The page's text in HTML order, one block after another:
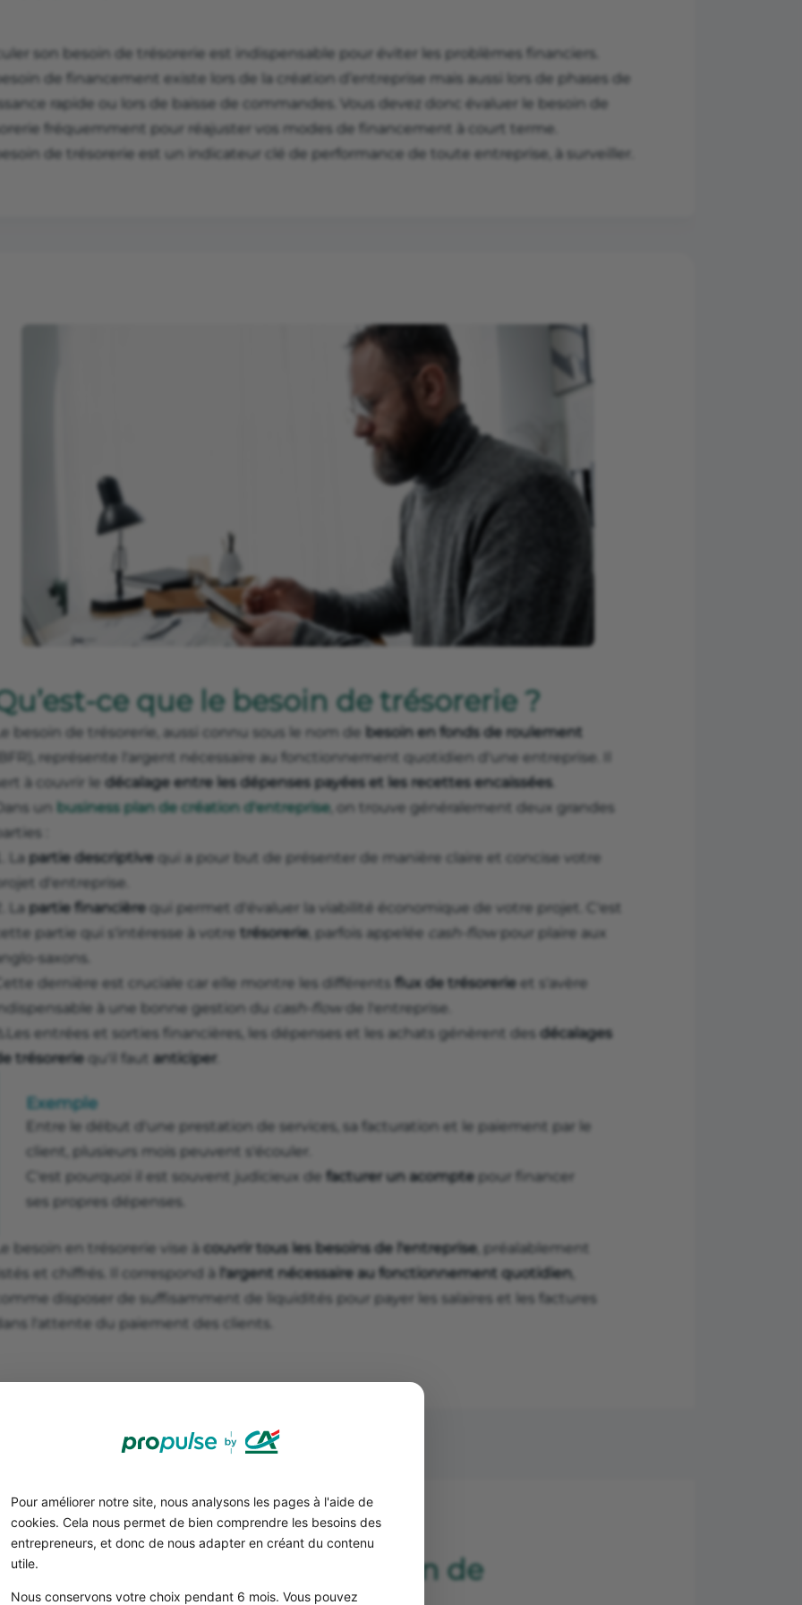
Pour améliorer notre site, nous analysons les pages à l'aide de
cookies. Cela nous permet de bien comprendre les besoins des
entrepreneurs, et donc de nous adapter en créant du contenu
utile.
Nous conservons votre choix pendant 6 mois. Vous pouvez
son besoin de trésorerie est indispensable pour éviter les problèmes financiers.
de financement existe lors de la création d’entreprise mais aussi lors de phases de
rapide ou lors de baisse de commandes. Vous devez donc évaluer le besoin de
fréquemment pour réajuster vos modes de financement à court terme.
de trésorerie est un indicateur clé de performance de toute entreprise, à surveiller.
ce que le besoin de trésorerie ?
besoin de trésorerie, aussi connu sous le nom de besoin en fonds de roulement
représente l'argent nécessaire au fonctionnement quotidien d'une entreprise. Il
à couvrir le décalage entre les dépenses payées et les recettes encaissées.
un business plan de création d'entreprise, on trouve généralement deux grandes
:
La partie descriptive qui a pour but de présenter de manière claire et concise votre
d'entreprise.
La partie financière qui permet d'évaluer la viabilité économique de votre projet. C'est
partie qui s'intéresse à votre trésorerie, parfois appelée cash-flow pour plaire aux
saxons.
dernière est cruciale car elle montre les différents flux de trésorerie et s'avère
à une bonne gestion du cash-flow de l'entreprise.
entrées et sorties financières, les dépenses et les achats génèrent des décalages
trésorerie qu'il faut anticiper
Exemple
Entre le début d'une prestation de services, sa facturation et le paiement par le
client, plusieurs mois peuvent s'écouler.
C'est pourquoi il est souvent judicieux de facturer un acompte pour financer
ses propres dépenses.
besoin en trésorerie vise à couvrir tous les besoins de l'entreprise, préalablement
et chiffrés. Il correspond à l'argent nécessaire au fonctionnement quotidien,
disposer de suffisamment de liquidités pour payer les salaires et les factures
l'attente du paiement des clients.
identifier son besoin de